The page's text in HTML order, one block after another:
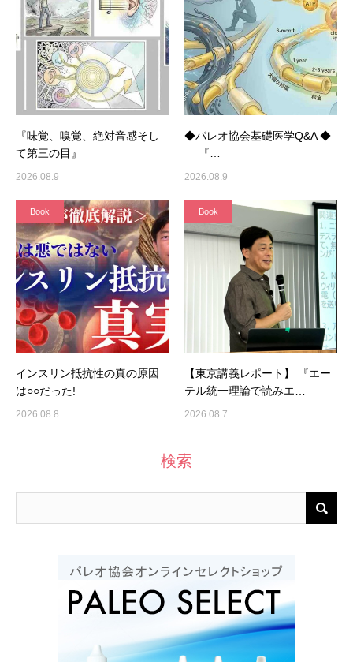
『味覚、嗅覚、絶対音感そし
て第三の目』
2026.08.9
◆パレオ協会基礎医学Q&A ◆
『…
2026.08.9
Book
インスリン抵抗性の真の原因
は○○だった!
2026.08.8
Book
【東京講義レポート】 『エー
テル統一理論で読みエ…
2026.08.7
検索